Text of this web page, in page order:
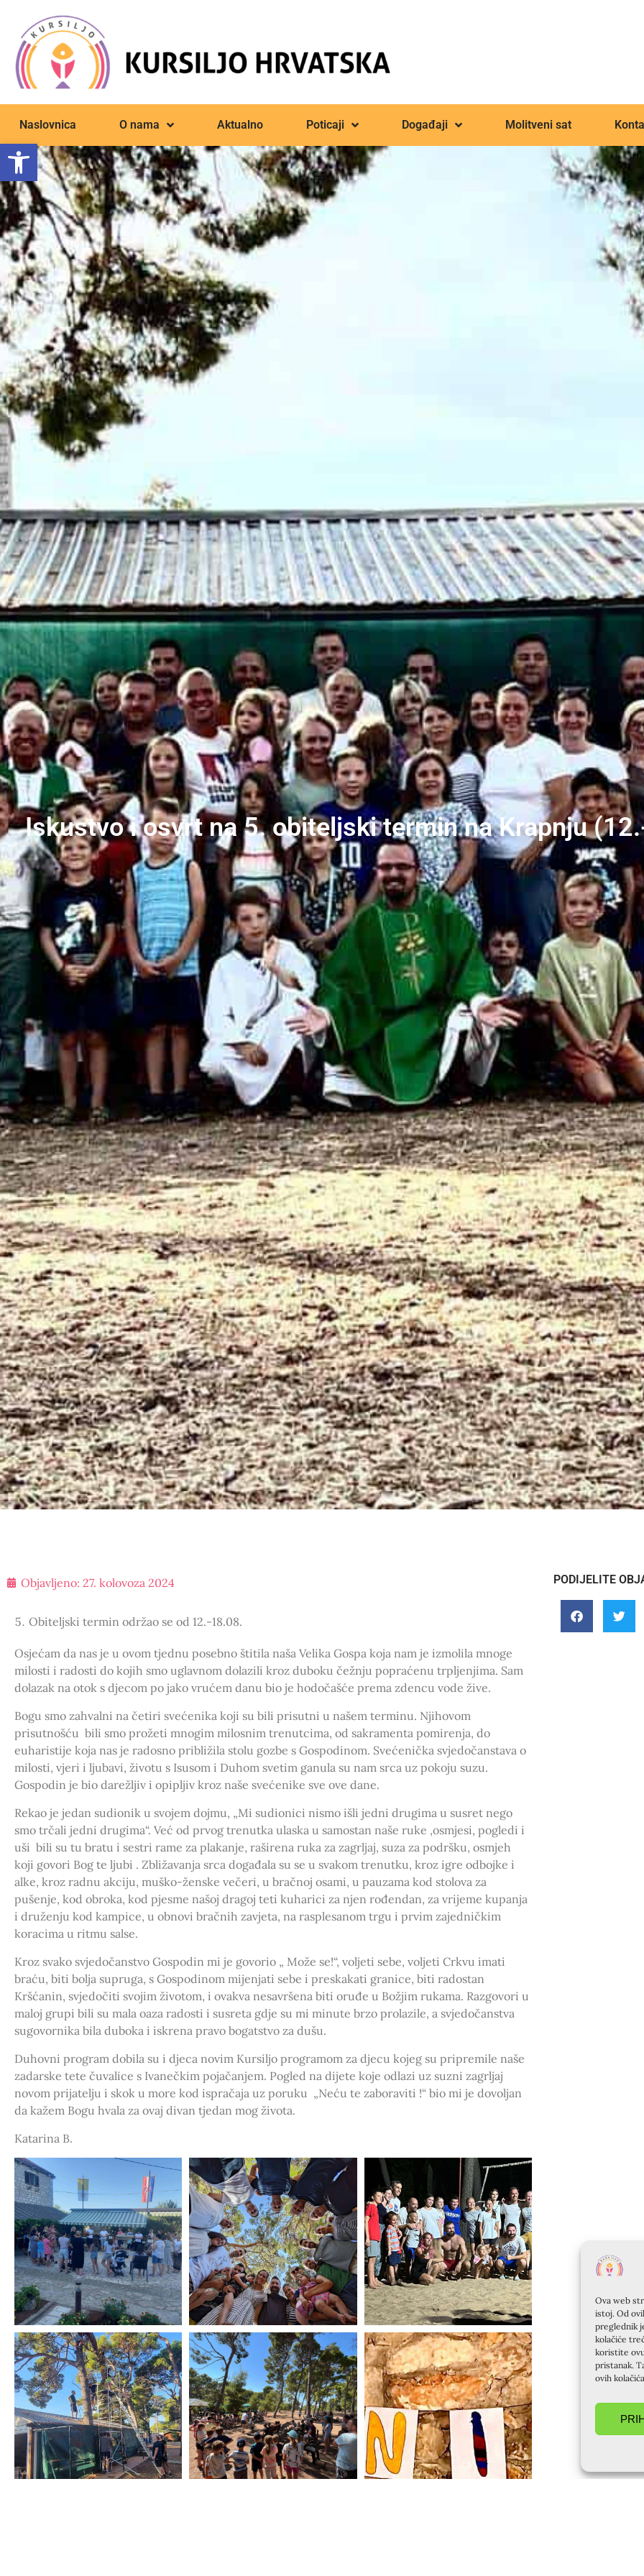
Open toolbar
Ova web
istoj. Od
preglednik
kolačiće
koristite
pristanak.
ovih
Naslovnica O nama Aktualno Poticaji Događaji Molitveni sat
Iskustvo i osvrt na 5. obiteljski termin na Krapnju
Objavljeno: 27. kolovoza 2024
Obiteljski termin održao se od 12.-18.08.
Osjećam da nas je u ovom tjednu posebno štitila naša Velika Gospa koja nam je izmolila mnoge
milosti i radosti do kojih smo uglavnom dolazili kroz duboku čežnju popraćenu trpljenjima. Sam
dolazak na otok s djecom po jako vrućem danu bio je hodočašće prema zdencu vode žive.
Bogu smo zahvalni na četiri svećenika koji su bili prisutni u našem terminu. Njihovom
prisutnošću bili smo prožeti mnogim milosnim trenutcima, od sakramenta pomirenja, do
euharistije koja nas je radosno približila stolu gozbe s Gospodinom. Svećenička svjedočanstava o
milosti, vjeri i ljubavi, životu s Isusom i Duhom svetim ganula su nam srca uz pokoju suzu.
Gospodin je bio darežljiv i opipljiv kroz naše svećenike sve ove dane.
Rekao je jedan sudionik u svojem dojmu, „Mi sudionici nismo išli jedni drugima u susret nego
smo trčali jedni drugima“. Već od prvog trenutka ulaska u samostan naše ruke ,osmjesi, pogledi i
uši bili su tu bratu i sestri rame za plakanje, raširena ruka za zagrljaj, suza za podršku, osmjeh
koji govori Bog te ljubi . Zbližavanja srca događala su se u svakom trenutku, kroz igre odbojke i
alke, kroz radnu akciju, muško-ženske večeri, u bračnoj osami, u pauzama kod stolova za
pušenje, kod obroka, kod pjesme našoj dragoj teti kuharici za njen rođendan, za vrijeme kupanja
i druženju kod kampice, u obnovi bračnih zavjeta, na rasplesanom trgu i prvim zajedničkim
koracima u ritmu salse.
Kroz svako svjedočanstvo Gospodin mi je govorio „ Može se!“, voljeti sebe, voljeti Crkvu imati
braću, biti bolja supruga, s Gospodinom mijenjati sebe i preskakati granice, biti radostan
Kršćanin, svjedočiti svojim životom, i ovakva nesavršena biti oruđe u Božjim rukama. Razgovori u
maloj grupi bili su mala oaza radosti i susreta gdje su mi minute brzo prolazile, a svjedočanstva
sugovornika bila duboka i iskrena pravo bogatstvo za dušu.
Duhovni program dobila su i djeca novim Kursiljo programom za djecu kojeg su pripremile naše
zadarske tete čuvalice s Ivanečkim pojačanjem. Pogled na dijete koje odlazi uz suzni zagrljaj
novom prijatelju i skok u more kod ispračaja uz poruku „Neću te zaboraviti !“ bio mi je dovoljan
da kažem Bogu hvala za ovaj divan tjedan mog života.
Katarina B.
PODIJELITE